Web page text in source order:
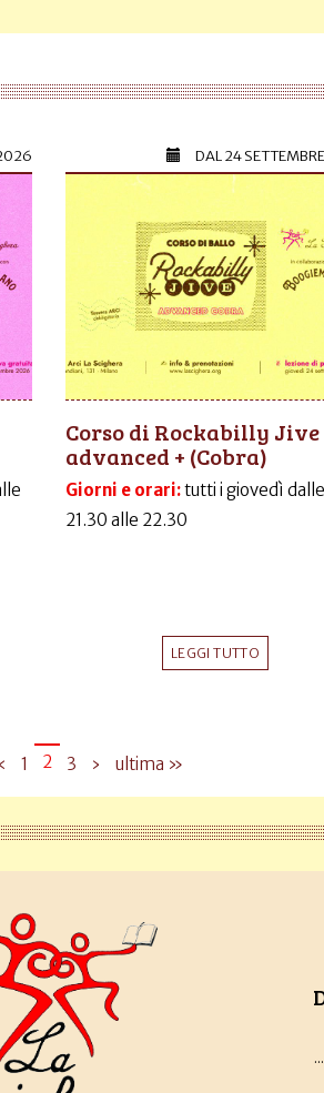
DAL24
Corso di Rockabilly Jive
advanced + (Cobra)
Giorni e orari:tutti i giovedì dalle
21.30 alle 22.30
LEGGI TUTTO
‹ 1 2 3 › ultima »